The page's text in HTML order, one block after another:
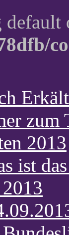
zum
2013
ist